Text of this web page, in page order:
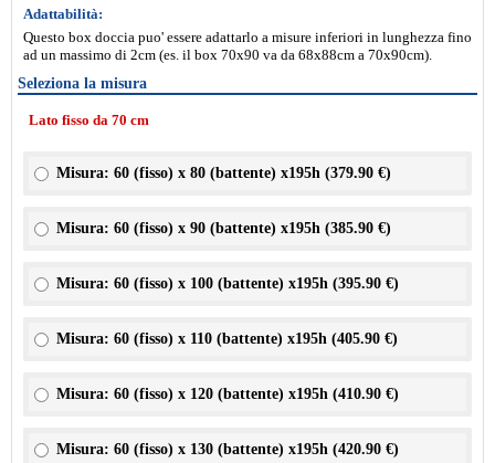
Adattabilità:
Questo box doccia puo' essere adattarlo a misure inferiori in lunghezza fino
ad un massimo di 2cm (es. il box 70x90 va da 68x88cm a 70x90cm).
Seleziona la misura
Lato fisso da 70 cm
Misura: 60 (fisso) x 80 (battente) x195h (379.90 €)
Misura: 60 (fisso) x 90 (battente) x195h (385.90 €)
Misura: 60 (fisso) x 100 (battente) x195h (395.90 €)
Misura: 60 (fisso) x 110 (battente) x195h (405.90 €)
Misura: 60 (fisso) x 120 (battente) x195h (410.90 €)
Misura: 60 (fisso) x 130 (battente) x195h (420.90 €)